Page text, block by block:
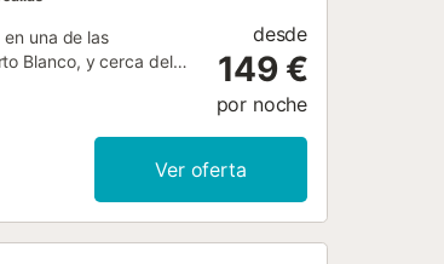
una de las
Blanco, y cerca del
3 dormitorio, un
cama doble, aire
dormitorio con
independiente
desde
149 €
por noche
Ver oferta